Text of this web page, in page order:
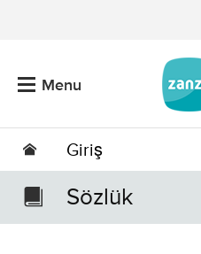
Menu
Giriş
Sözlük